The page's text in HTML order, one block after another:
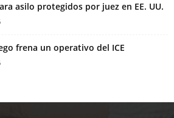
asilo protegidos por juez en EE. UU.
frena un operativo del ICE